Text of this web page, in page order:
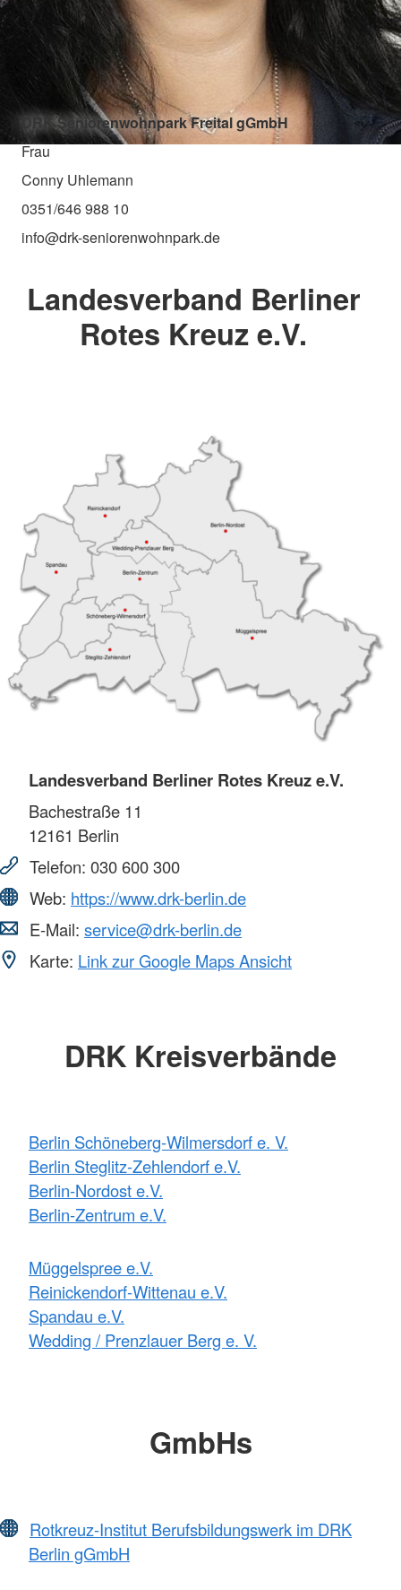
DRK Seniorenwohnpark Freital gGmbH
Frau
Conny Uhlemann
0351/646 988 10
info@drk-seniorenwohnpark.de
Landesverband Berliner
Rotes Kreuz e.V.
Landesverband Berliner Rotes Kreuz e.V.
Bachestraße 11
12161 Berlin
Telefon: 030 600 300
Web: https://www.drk-berlin.de
E-Mail: service@drk-berlin.de
Karte: Link zur Google Maps Ansicht
DRK Kreisverbände
Berlin Schöneberg-Wilmersdorf e. V.
Berlin Steglitz-Zehlendorf e.V.
Berlin-Nordost e.V.
Berlin-Zentrum e.V.
Müggelspree e.V.
Reinickendorf-Wittenau e.V.
Spandau e.V.
Wedding / Prenzlauer Berg e. V.
GmbHs
Rotkreuz-Institut Berufsbildungswerk im DRK
Berlin gGmbH